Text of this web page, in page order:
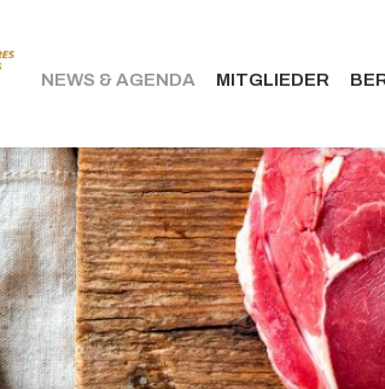
bouchers-
fribourgeois.ch
NEWS & AGENDA MITGLIEDER